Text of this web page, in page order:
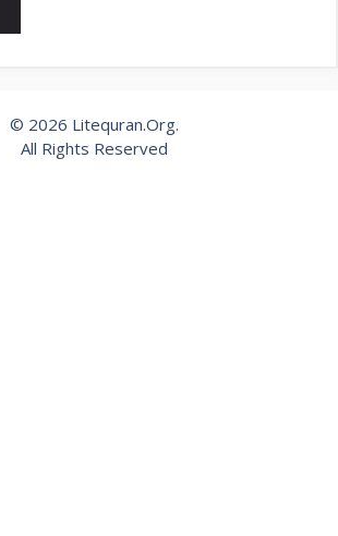
© 2026 Litequran.Org.
All Rights Reserved